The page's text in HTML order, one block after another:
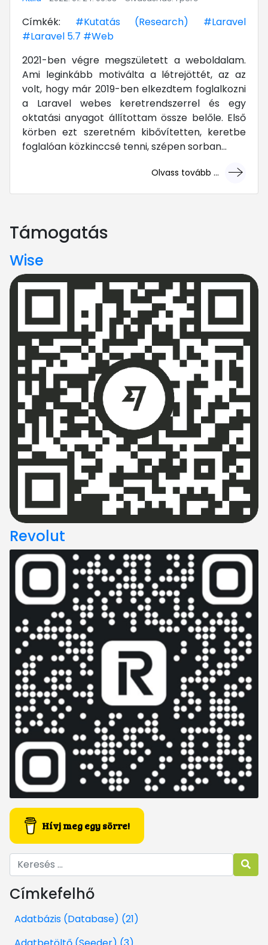
Címkék: #Kutatás (Research)
#Laravel
#Laravel 5.7 #Web
2021-ben végre megszületett a weboldalam.
Ami leginkább motiválta a létrejöttét, az az
volt, hogy már 2019-ben elkezdtem foglalkozni
a Laravel webes keretrendszerrel és egy
oktatási anyagot állítottam össze belőle. Első
körben ezt szeretném kibővítetten, keretbe
foglalóan közkinccsé tenni, szépen sorban...
Olvass tovább ...
... mert megéri!
Támogatás
Wise
Revolut
Hívj meg egy sörre!
Címkefelhő
Adatbázis (Database) (21)